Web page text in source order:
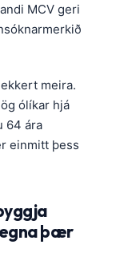
MCV geri
meira.
ólíkar hjá
64 ára
einmitt þess
þær